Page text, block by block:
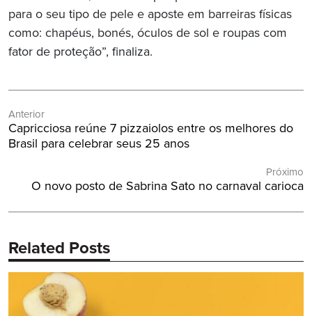
para o seu tipo de pele e aposte em barreiras físicas
como: chapéus, bonés, óculos de sol e roupas com
fator de proteção”, finaliza.
de
Post
Anterior
Post
Anterior:
Capricciosa reúne 7 pizzaiolos entre os melhores do
Brasil para celebrar seus 25 anos
Próximo
Próximo
O novo posto de Sabrina Sato no carnaval carioca
Related Posts